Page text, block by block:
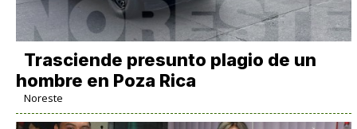
Trasciende presunto plagio de un
hombre en Poza Rica
Noreste